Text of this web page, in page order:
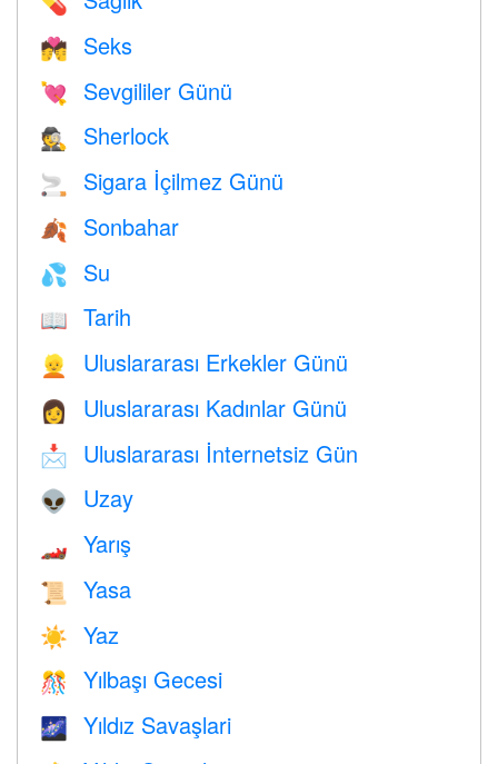
💏 Seks
💘 Sevgililer Günü
🕵️ Sherlock
🚬 Sigara İçilmez Günü
🍂 Sonbahar
💦 Su
📖 Tarih
👱 Uluslararası Erkekler Günü
👩 Uluslararası Kadınlar Günü
📩 Uluslararası İnternetsiz Gün
👽 Uzay
🏎 Yarış
📜 Yasa
☀️ Yaz
🎊 Yılbaşı Gecesi
🌌 Yıldız Savaşlari